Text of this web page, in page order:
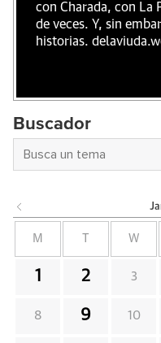
con Charada, con La
de veces. Y, sin
historias.
Buscador
M W
1 2 3
8 9 10